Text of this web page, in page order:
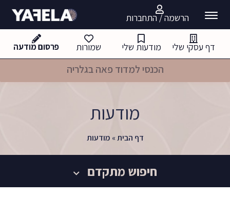
הרשמה / התחברות
דף עסקי שלי מודעות שלי שמורות פרסום מודעה
הכנסי למדוד פאה בגלריה
מודעות
דף הבית» מודעות
חיפוש מתקדם